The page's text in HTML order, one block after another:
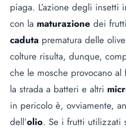
piaga. L’azione degli insetti
con la maturazione dei
caduta prematura delle
colture risulta, dunque,
che le mosche provocano
la strada a batteri e altri
in pericolo è, ovviamente,
dell’olio. Se i frutti utilizzati